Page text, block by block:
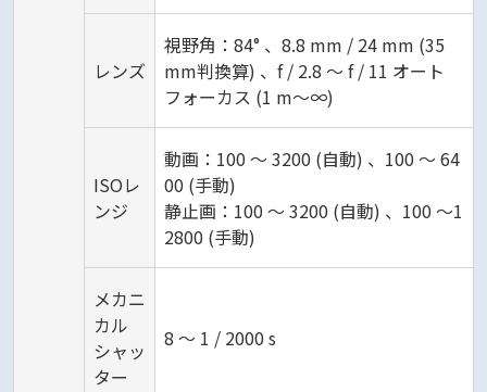
レンズ
視野角：84° 、8.8 mm / 24 mm (35
mm判換算) 、f / 2.8 ～ f / 11 オート
フォーカス (1 m～∞)
ISOレ
ンジ
動画：100 ～ 3200 (自動) 、100 ～ 64
00 (手動)
静止画：100 ～ 3200 (自動) 、100 ～1
2800 (手動)
メカニ
カル
シャッ
ター
8 ～ 1 / 2000 s